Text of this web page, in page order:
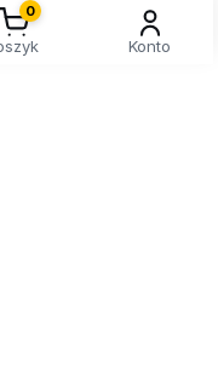
0
Konto